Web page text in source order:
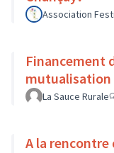
Association
Financement
mutualisation
La Sauce Rurale
A la rencontre